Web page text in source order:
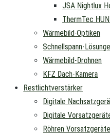
JSA Nightlux
ThermTec
Wärmebild-Optiken
Schnellspann-
Wärmebild-Drohnen
KFZ Dach-Kamera
Restlichtverstärker
Digitale
Digitale
Röhren Vorsatzgeräte